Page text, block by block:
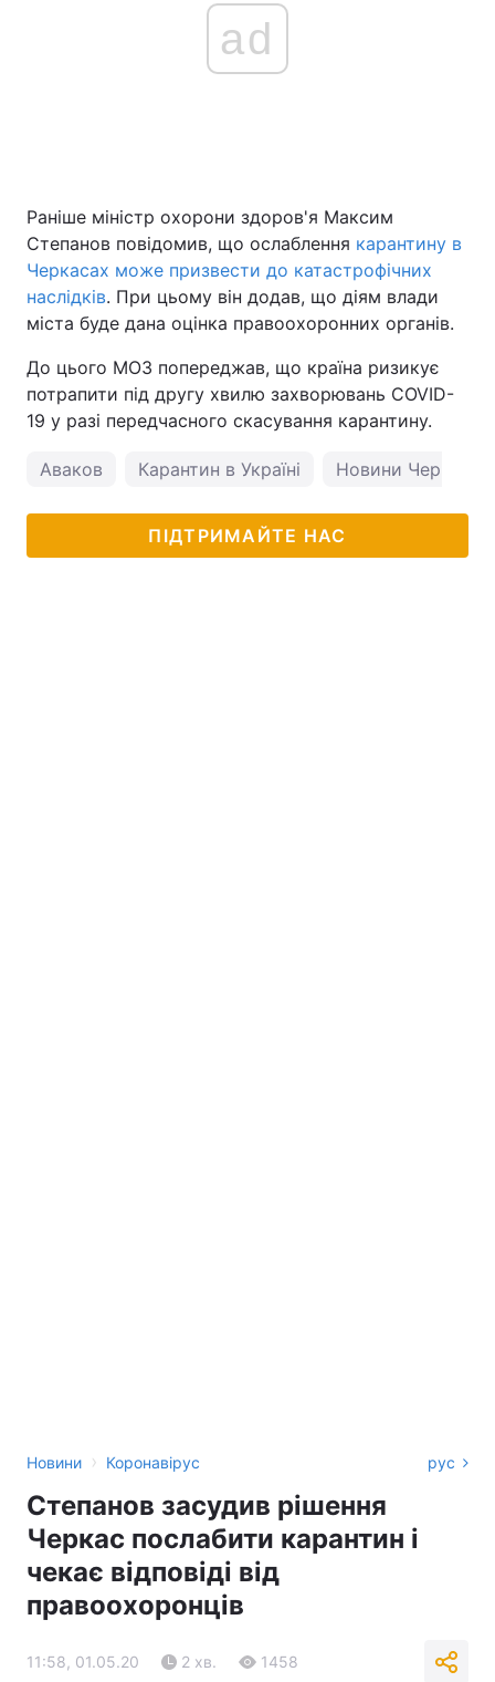
ad
Раніше міністр охорони здоров'я Максим
Степанов повідомив, що ослаблення карантину в
Черкасах може призвести до катастрофічних
наслідків. При цьому він додав, що діям влади
міста буде дана оцінка правоохоронних органів.
До цього МОЗ попереджав, що країна ризикує
потрапити під другу хвилю захворювань COVID-
19 у разі передчасного скасування карантину.
Аваков Карантин в Україні Новини Черкас
ПІДТРИМАЙТЕ НАС
Новини › Коронавірус рус
Степанов засудив рішення
Черкас послабити карантин і
чекає відповіді від
правоохоронців
11:58, 01.05.20 2 хв. 1458